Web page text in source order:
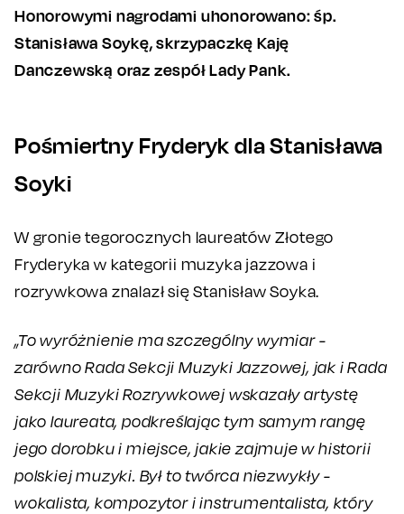
Honorowymi nagrodami uhonorowano: śp.
Stanisława Soykę, skrzypaczkę Kaję
Danczewską oraz zespół Lady Pank.
Pośmiertny Fryderyk dla Stanisława
Soyki
W gronie tegorocznych laureatów Złotego
Fryderyka w kategorii muzyka jazzowa i
rozrywkowa znalazł się Stanisław Soyka.
„To wyróżnienie ma szczególny wymiar -
zarówno Rada Sekcji Muzyki Jazzowej, jak i Rada
Sekcji Muzyki Rozrywkowej wskazały artystę
jako laureata, podkreślając tym samym rangę
jego dorobku i miejsce, jakie zajmuje w historii
polskiej muzyki. Był to twórca niezwykły -
wokalista, kompozytor i instrumentalista, który